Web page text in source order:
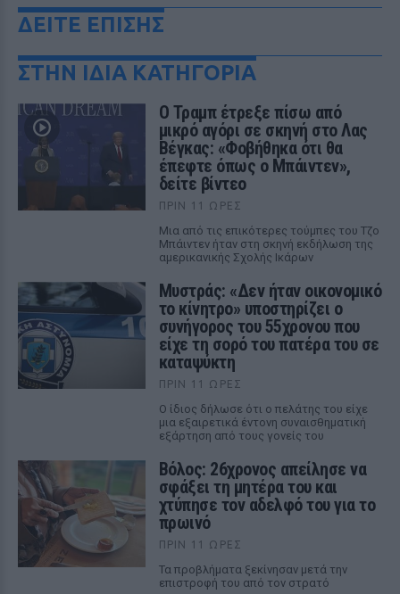
ΔΕΙΤΕ ΕΠΙΣΗΣ
ΣΤΗΝ ΙΔΙΑ ΚΑΤΗΓΟΡΙΑ
Ο Τραμπ έτρεξε πίσω από
μικρό αγόρι σε σκηνή στο Λας
Βέγκας: «Φοβήθηκα ότι θα
έπεφτε όπως ο Μπάιντεν»,
δείτε βίντεο
ΠΡΙΝ 11 ΏΡΕΣ
Μια από τις επικότερες τούμπες του Τζο
Μπάιντεν ήταν στη σκηνή εκδήλωση της
αμερικανικής Σχολής Ικάρων
Μυστράς: «Δεν ήταν οικονομικό
το κίνητρο» υποστηρίζει ο
συνήγορος του 55χρονου που
είχε τη σορό του πατέρα του σε
καταψύκτη
ΠΡΙΝ 11 ΏΡΕΣ
Ο ίδιος δήλωσε ότι ο πελάτης του είχε
μια εξαιρετικά έντονη συναισθηματική
εξάρτηση από τους γονείς του
Βόλος: 26χρονος απείλησε να
σφάξει τη μητέρα του και
χτύπησε τον αδελφό του για το
πρωινό
ΠΡΙΝ 11 ΏΡΕΣ
Τα προβλήματα ξεκίνησαν μετά την
επιστροφή του από τον στρατό